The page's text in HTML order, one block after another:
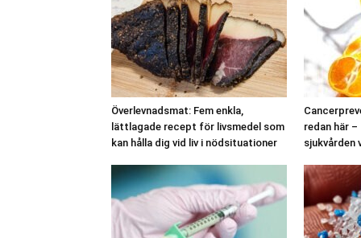
Överlevnadsmat: Fem enkla,
lättlagade recept för livsmedel som
kan hålla dig vid liv i nödsituationer
redan här
sjukvården